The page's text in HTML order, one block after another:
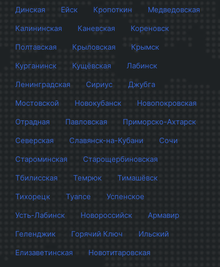
Динская
Ейск Кропоткин
Медведовская
Калининская
Каневская
Кореновск
Полтавская
Крыловская
Крымск
Курганинск
Кущёвская
Лабинск
Ленинградская
Сириус
Джубга
Мостовской
Новокубанск
Новопокровская
Отрадная
Павловская
Приморско-Ахтарск
Северская
Славянск-на-Кубани
Сочи
Староминская
Старощербиновская
Тбилисская
Темрюк
Тимашёвск
Тихорецк
Туапсе
Успенское
Усть-Лабинск
Новороссийск
Армавир
Геленджик
Горячий Ключ
Ильский
Елизаветинская
Новотитаровская